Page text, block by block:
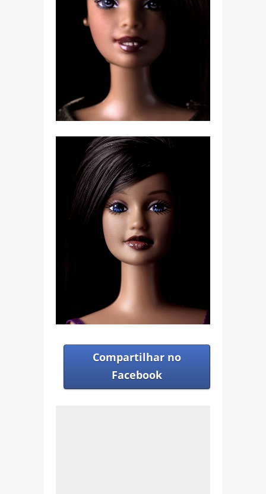
Compartilhar no
Facebook